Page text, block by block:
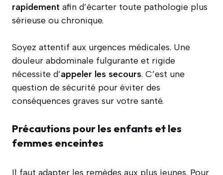
rapidement afin d’écarter toute pathologie plus
sérieuse ou chronique.
Soyez attentif aux urgences médicales. Une
douleur abdominale fulgurante et rigide
nécessite d’appeler les secours. C’est une
question de sécurité pour éviter des
conséquences graves sur votre santé.
Précautions pour les enfants et les
femmes enceintes
Il faut adapter les remèdes aux plus jeunes. Pour